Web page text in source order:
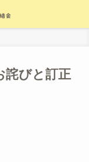
詫びと訂正